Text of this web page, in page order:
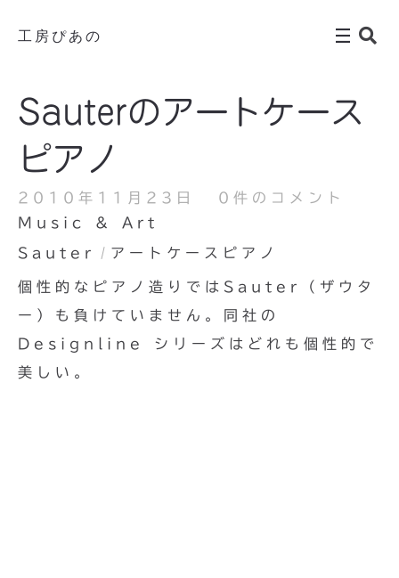
工房ぴあの
Sauterのアートケース
ピアノ
2010年11月23日
0件のコメント
Music & Art
Sauter アートケースピアノ
個性的なピアノ造りではSauter（ザウタ
ー）も負けていません。同社の
Designline シリーズはどれも個性的で
美しい。